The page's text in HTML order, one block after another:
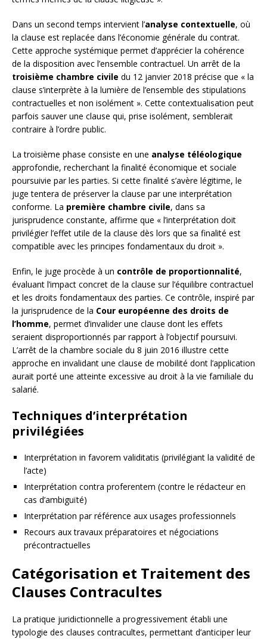
Dans un second temps intervient l’analyse contextuelle, où
la clause est replacée dans l’économie générale du contrat.
Cette approche systémique permet d’apprécier la cohérence
de la disposition avec l’ensemble contractuel. Un arrêt de la
troisième chambre civile du 12 janvier 2018 précise que « la
clause s’interprète à la lumière de l’ensemble des stipulations
contractuelles et non isolément ». Cette contextualisation peut
parfois sauver une clause qui, prise isolément, semblerait
contraire à l’ordre public.
La troisième phase consiste en une analyse téléologique
approfondie, recherchant la finalité économique et sociale
poursuivie par les parties. Si cette finalité s’avère légitime, le
juge tentera de préserver la clause par une interprétation
conforme. La première chambre civile, dans sa
jurisprudence constante, affirme que « l’interprétation doit
privilégier l’effet utile de la clause dès lors que sa finalité est
compatible avec les principes fondamentaux du droit ».
Enfin, le juge procède à un contrôle de proportionnalité,
évaluant l’impact concret de la clause sur l’équilibre contractuel
et les droits fondamentaux des parties. Ce contrôle, inspiré par
la jurisprudence de la Cour européenne des droits de
l’homme, permet d’invalider une clause dont les effets
seraient disproportionnés par rapport à l’objectif poursuivi.
L’arrêt de la chambre sociale du 8 juin 2016 illustre cette
approche en invalidant une clause de mobilité dont l’application
aurait porté une atteinte excessive au droit à la vie familiale du
salarié.
Techniques d’interprétation
privilégiées
Interprétation in favorem validitatis (privilégiant la validité de
l’acte)
Interprétation contra proferentem (contre le rédacteur en
cas d’ambiguïté)
Interprétation par référence aux usages professionnels
Recours aux travaux préparatoires et négociations
précontractuelles
Catégorisation et Traitement des
Clauses Contracultes
La pratique juridictionnelle a progressivement établi une
typologie des clauses contracultes, permettant d’anticiper leur